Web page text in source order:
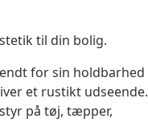
til din bolig.
for sin holdbarhed
et rustikt udseende.
på tøj, tæpper,